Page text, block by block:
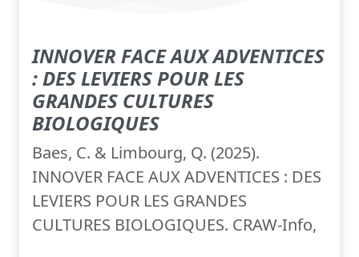
INNOVER FACE AUX ADVENTICES
: DES LEVIERS POUR LES
GRANDES CULTURES
BIOLOGIQUES
Baes, C. & Limbourg, Q. (2025).
INNOVER FACE AUX ADVENTICES : DES
LEVIERS POUR LES GRANDES
CULTURES BIOLOGIQUES. CRAW-Info,